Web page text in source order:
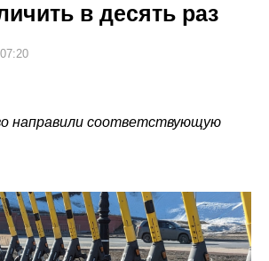
в десять раз
направили соответствующую